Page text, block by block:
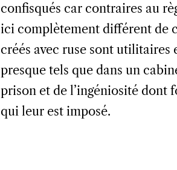
confisqués car contraires au
ici complètement différent de
créés avec ruse sont utilitaires
presque tels que dans un
prison et de l’ingéniosité dont
qui leur est imposé.